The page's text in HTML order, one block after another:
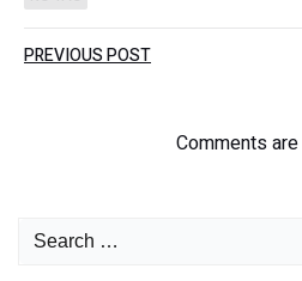
PREVIOUS POST
Comments